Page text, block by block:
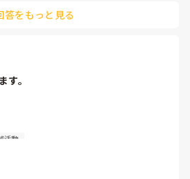
答をもっと見る
す。
のが悩む。
、人間関係微妙、5年目は年収370
活動